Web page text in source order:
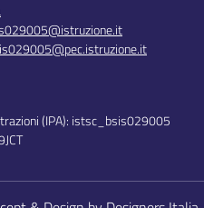
(IPA): istsc_bsis029005